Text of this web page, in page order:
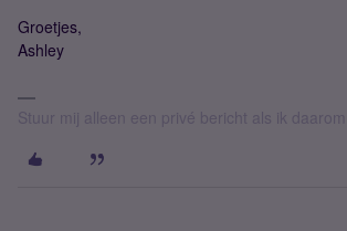
Groetjes,
Ashley
Stuur mij alleen een privé bericht als ik